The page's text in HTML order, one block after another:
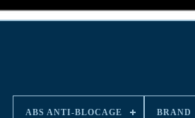
ABS ANTI-BLOCAGE BRAND